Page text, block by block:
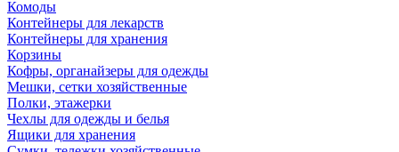
Комоды
Контейнеры для лекарств
Контейнеры для хранения
Корзины
Кофры, органайзеры для одежды
Мешки, сетки хозяйственные
Полки, этажерки
Чехлы для одежды и белья
Ящики для хранения